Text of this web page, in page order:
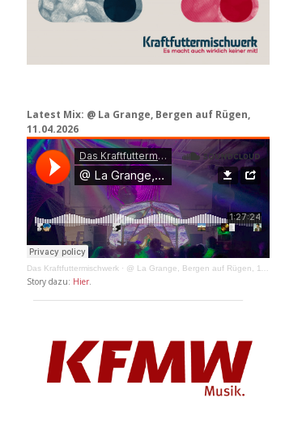
Latest Mix: @ La Grange, Bergen auf Rügen,
11.04.2026
Das Kraftfuttermischwerk · @ La Grange, Bergen auf Rügen, 11.04.2026
Story dazu: Hier.